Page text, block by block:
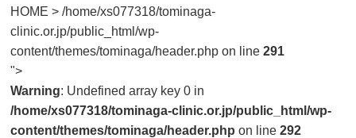
HOME >/home/xs077318/tominaga-
clinic.or.jp/public_html/wp-
content/themes/tominaga/header.php on line291
">
Warning: Undefined array key 0 in
/home/xs077318/tominaga-clinic.or.jp/public_html/wp-
content/themes/tominaga/header.php on line292